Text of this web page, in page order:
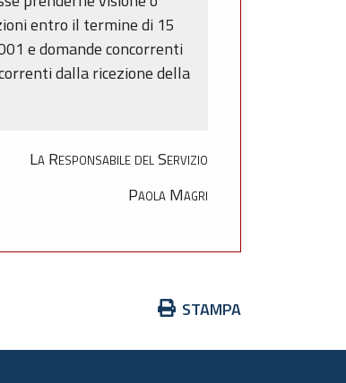
entro il termine di 15
e domande concorrenti
dalla ricezione della
La Responsabile del Servizio
Paola Magri
Azioni
documento
STAMPA